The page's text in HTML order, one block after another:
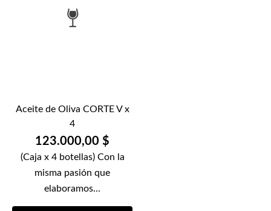
Aceite de Oliva CORTE V x
4
123.000,00 $
(Caja x 4 botellas) Con la
misma pasión que
elaboramos...